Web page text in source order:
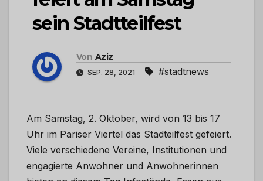
sein Stadtteilfest
Von Aziz
SEP. 28, 2021 #stadtnews
Am Samstag, 2. Oktober, wird von 13 bis 17
Uhr im Pariser Viertel das Stadteilfest gefeiert.
Viele verschiedene Vereine, Institutionen und
engagierte Anwohner und Anwohnerinnen